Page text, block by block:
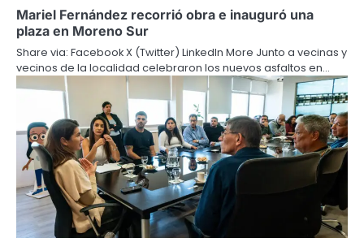
Mariel Fernández recorrió obra e inauguró una
plaza en Moreno Sur
Share via: Facebook X (Twitter) LinkedIn More Junto a vecinas y
vecinos de la localidad celebraron los nuevos asfaltos en…